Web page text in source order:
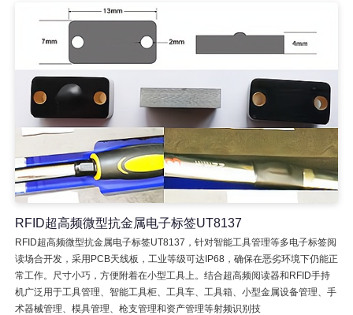
RFID超高频微型抗金属电子标签UT8137
RFID超高频微型抗金属电子标签UT8137，针对智能工具管理等多电子标签阅
读场合开发，采用PCB天线板，工业等级可达IP68，确保在恶劣环境下仍能正
常工作。尺寸小巧，方便附着在小型工具上。结合超高频阅读器和RFID手持
机广泛用于工具管理、智能工具柜、工具车、工具箱、小型金属设备管理、手
术器械管理、模具管理、枪支管理和资产管理等射频识别技